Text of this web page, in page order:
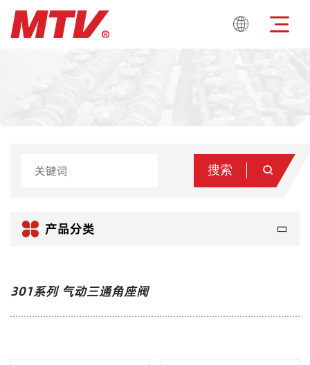

搜索 
 产品分类
301系列 气动三通角座阀